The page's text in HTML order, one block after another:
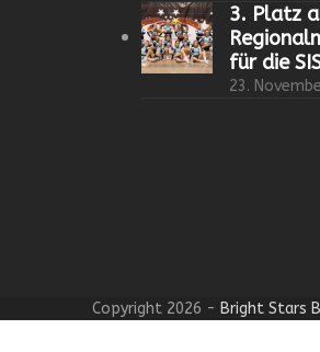
3. Platz
für die
23.
Copyright 2026 - Bright Stars